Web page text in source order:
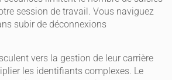
session de travail. Vous naviguez
subir de déconnexions
vers la gestion de leur carrière
les identifiants complexes. Le